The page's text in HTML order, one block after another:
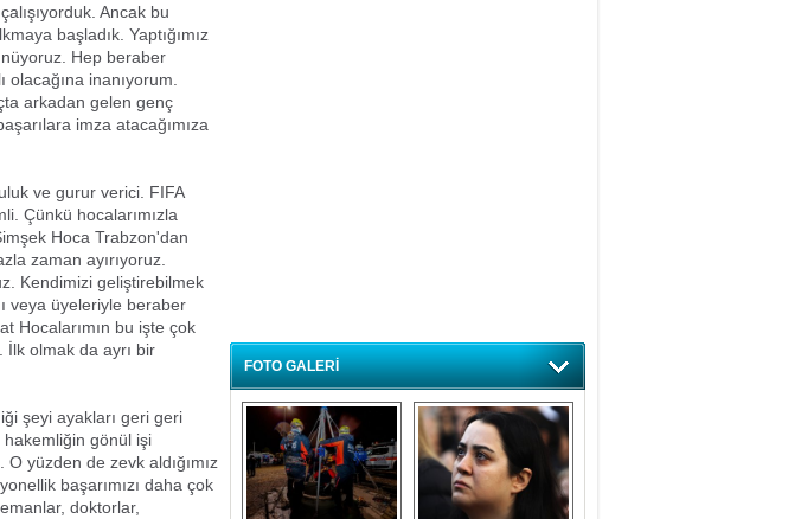
Ancak bu
başladık. Yaptığımız
Hep beraber
inanıyorum.
arkadan gelen genç
imza atacağımıza
ve gurur verici. FIFA
Çünkü hocalarımızla
Hoca Trabzon'dan
zaman ayırıyoruz.
Kendimizi geliştirebilmek
veya üyeleriyle beraber
Hocalarımın bu işte çok
İlk olmak da ayrı bir
şeyi ayakları geri geri
hakemliğin gönül işi
yüzden de zevk aldığımız
başarımızı daha çok
doktorlar,
FOTO GALERİ